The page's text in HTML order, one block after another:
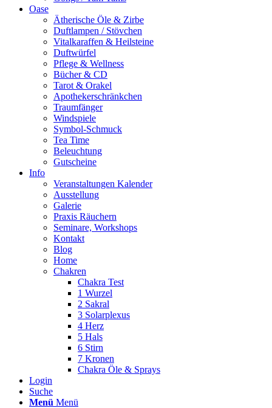
Oase
Ätherische Öle & Zirbe
Duftlampen / Stövchen
Vitalkaraffen & Heilsteine
Duftwürfel
Pflege & Wellness
Bücher & CD
Tarot & Orakel
Apothekerschränkchen
Traumfänger
Windspiele
Symbol-Schmuck
Tea Time
Beleuchtung
Gutscheine
Info
Veranstaltungen Kalender
Ausstellung
Galerie
Praxis Räuchern
Seminare, Workshops
Kontakt
Blog
Home
Chakren
Chakra Test
1 Wurzel
2 Sakral
3 Solarplexus
4 Herz
5 Hals
6 Stirn
7 Kronen
Chakra Öle & Sprays
Login
Suche
Menü Menü